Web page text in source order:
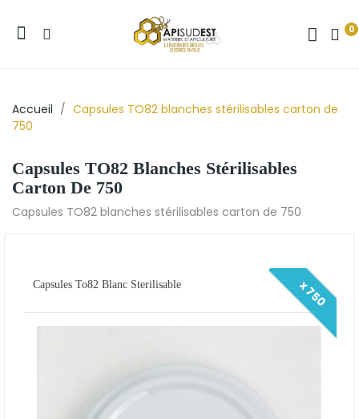
0
Accueil
Capsules TO82 blanches stérilisables carton de
750
Capsules TO82 Blanches Stérilisables
Carton De 750
Capsules TO82 blanches stérilisables carton de 750
x 750
Capsules To82 Blanc Sterilisable